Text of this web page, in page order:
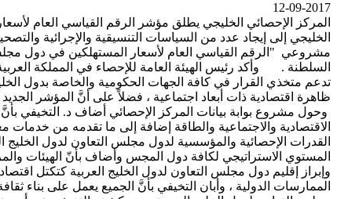
12-09-2017
المركز الإحصائي الخليجي يطلق مؤشر الرقم القياسي العام
الخليجي إلى إيجاد عدد من السياسات التنسيقية والإجرائية
مشروعي "الرقم القياسي العام لأسعار المستهلكين في دول
السلطنة . وأكد رئيس الهيئة العامة للإحصاء في المملكة
تدعم متخذي القرار في كافة الجهات الحكومية والخاصة بدول
ظاهرة اقتصادية ذات أبعاد اجتماعية ، فضلاً على أنَّ المؤشر
وحول مشروع بوابة بيانات المركز الإحصائي أضاف د. التخيفي
الاقتصادية والاجتماعية والطاقة إضافة إلى ما تقدمه من
القدرات الإحصائية والمؤسسية لدول مجلس التعاون لدول
المستوي الاستراتيجي لكافة دول المجس وأضاف بأنّ الهيئات
وإبراز إقليم دول مجلس التعاون لدول الخليج العربية كتكتل
الممارسات الدولية ، وأبان التخيفي بأنَّ الجميع يعمل على بناء